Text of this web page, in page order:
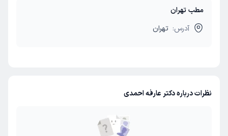
مطب تهران
آدرس: تهران
نظرات درباره دکتر عارفه احمدی